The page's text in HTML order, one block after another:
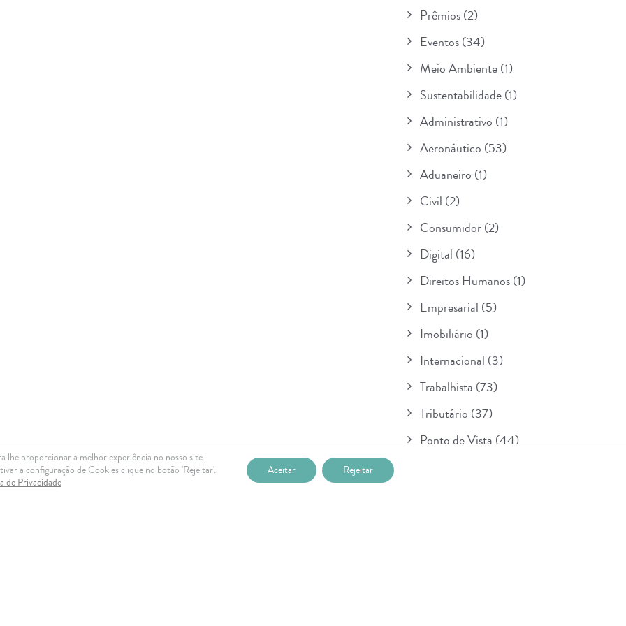
Prêmios(2)
Eventos(34)
Meio Ambiente(1)
Sustentabilidade(1)
Administrativo (1)
Aeronáutico (53)
Aduaneiro (1)
Civil (2)
Consumidor(2)
Digital (16)
Direitos Humanos(1)
Empresarial (5)
Imobiliário (1)
Internacional (3)
Trabalhista (73)
Tributário (37)
Ponto de Vista(44)
lhe proporcionar a melhor experiência no nosso site.
a configuração de Cookies clique no botão 'Rejeitar'.
de Privacidade
Aceitar Rejeitar